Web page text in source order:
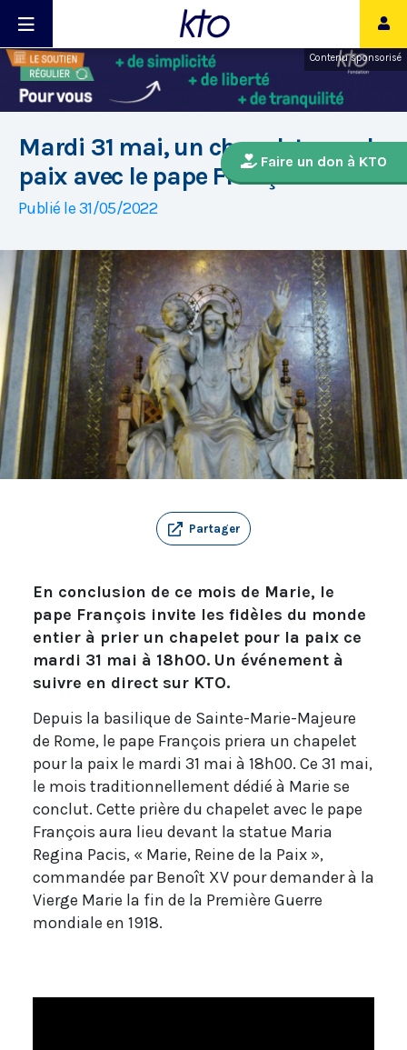
Contenu sponsorisé
Faire un don à KTO
Mardi 31 mai, un chapelet pour la
paix avec le pape François
Publié le 31/05/2022
Partager
En conclusion de ce mois de Marie, le
pape François invite les fidèles du monde
entier à prier un chapelet pour la paix ce
mardi 31 mai à 18h00. Un événement à
suivre en direct sur KTO.
Depuis la basilique de Sainte-Marie-Majeure
de Rome, le pape François priera un chapelet
pour la paix le mardi 31 mai à 18h00. Ce 31 mai,
le mois traditionnellement dédié à Marie se
conclut. Cette prière du chapelet avec le pape
François aura lieu devant la statue Maria
Regina Pacis, « Marie, Reine de la Paix »,
commandée par Benoît XV pour demander à la
Vierge Marie la fin de la Première Guerre
mondiale en 1918.